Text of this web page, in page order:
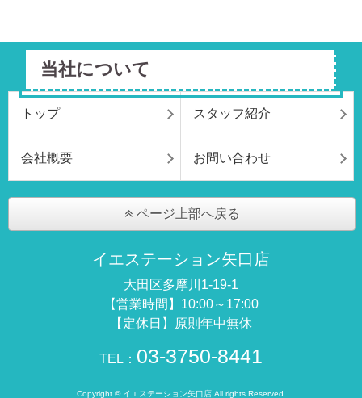
当社について
トップ スタッフ紹介
会社概要 お問い合わせ
ページ上部へ戻る
イエステーション矢口店
大田区多摩川1-19-1
【営業時間】10:00～17:00
【定休日】原則年中無休
TEL： 03-3750-8441
Copyright © イエステーション矢口店 All rights Reserved.